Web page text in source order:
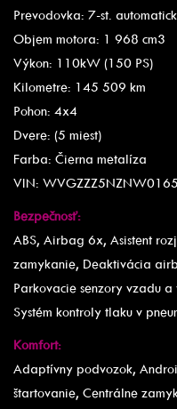
Prevodovka: 7-st.
Objem motora: 1 968 cm3
Výkon: 110kW (150 PS)
Kilometre: 145 509 km
Pohon: 4x4
Dvere: (5 miest)
Farba: Čierna metalíza
VIN:
Bezpečnosť:
ABS, Airbag 6x, Asistent
zamykanie, Deaktivácia
Parkovacie senzory vzadu
Systém kontroly tlaku v
Komfort:
Adaptívny podvozok,
štartovanie, Centrálne